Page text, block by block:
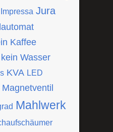
Impressa Jura
Kaffee
kein Wasser
KVA LED
Magnetventil
Mahlwerk